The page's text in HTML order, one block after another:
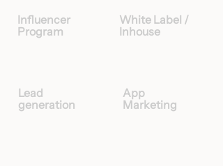
Influencer
Program
White Label /
Inhouse
Lead
generation
App
Marketing